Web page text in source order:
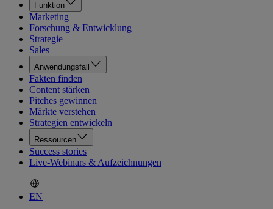
Funktion
Marketing
Forschung & Entwicklung
Strategie
Sales
Anwendungsfall
Fakten finden
Content stärken
Pitches gewinnen
Märkte verstehen
Strategien entwickeln
Ressourcen
Success stories
Live-Webinars & Aufzeichnungen
EN